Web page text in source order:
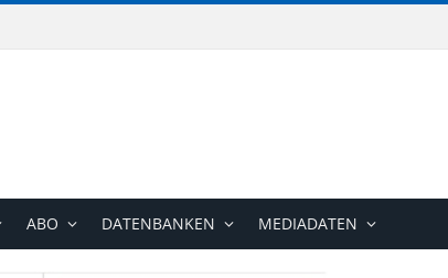
ABO DATENBANKEN MEDIADATEN